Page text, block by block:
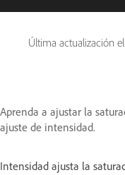
Última actualización el
Aprenda a ajustar la
ajuste de intensidad.
Intensidad ajusta la